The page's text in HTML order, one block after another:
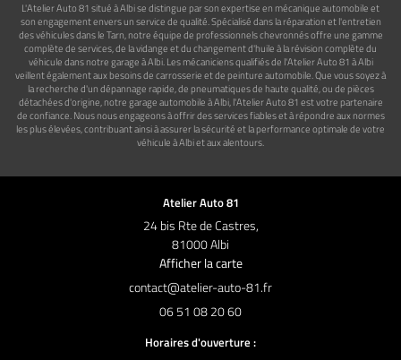
L'Atelier Auto 81 situé à Albi se distingue par son expertise en mécanique automobile et
son engagement envers un service de qualité. Spécialisé dans la réparation et l'entretien
des véhicules dans le Tarn, notre équipe de professionnels chevronnés offre une gamme
complète de services, de la vidange et du changement d'huile à la révision complète du
véhicule dans notre garage à Albi. Les mécaniciens qualifiés de l'Atelier Auto 81 à Albi
veillent également aux besoins de carrosserie et de peinture automobile. Que vous soyez à
la recherche d'un dépannage rapide, de pneumatiques de haute qualité, ou de pièces
détachées d'origine, notre garage automobile à Albi, l'Atelier Auto 81 est votre partenaire
de confiance. Nous nous engageons à offrir des services fiables et à répondre aux normes
les plus élevées, contribuant ainsi à assurer la sécurité et la performance optimale de votre
véhicule à Albi et aux alentours.
Atelier Auto 81
24 bis Rte de Castres,
81000 Albi
Afficher la carte
06 51 08 20 60
Horaires d'ouverture :